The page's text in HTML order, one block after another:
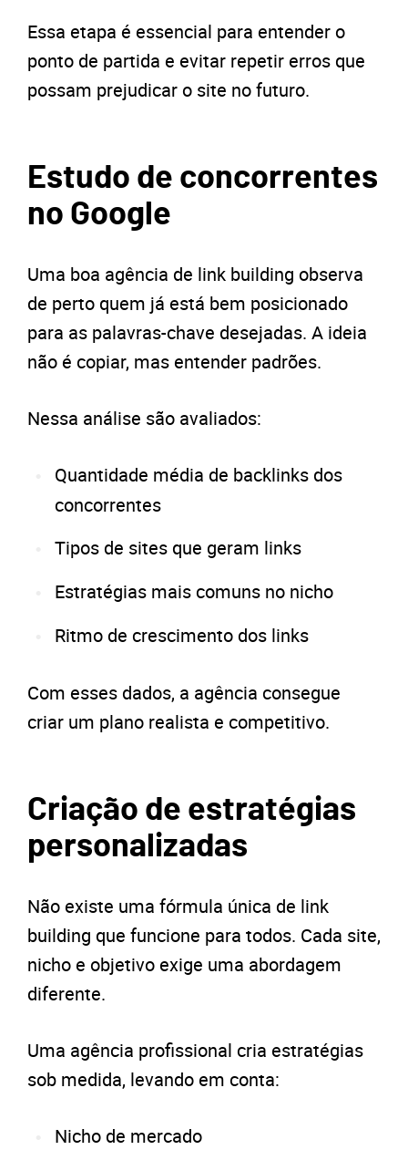
Essa etapa é essencial para entender o
ponto de partida e evitar repetir erros que
possam prejudicar o site no futuro.
Estudo de concorrentes
no Google
Uma boa agência de link building observa
de perto quem já está bem posicionado
para as palavras-chave desejadas. A ideia
não é copiar, mas entender padrões.
Nessa análise são avaliados:
Quantidade média de backlinks dos
concorrentes
Tipos de sites que geram links
Estratégias mais comuns no nicho
Ritmo de crescimento dos links
Com esses dados, a agência consegue
criar um plano realista e competitivo.
Criação de estratégias
personalizadas
Não existe uma fórmula única de link
building que funcione para todos. Cada site,
nicho e objetivo exige uma abordagem
diferente.
Uma agência profissional cria estratégias
sob medida, levando em conta:
Nicho de mercado